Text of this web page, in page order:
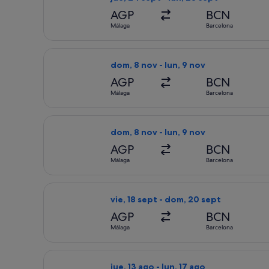
AGP
Málaga
BCN
Barcelona
dom, 8 nov - lun, 9 nov
AGP
Málaga
BCN
Barcelona
dom, 8 nov - lun, 9 nov
AGP
Málaga
BCN
Barcelona
vie, 18 sept - dom, 20 sept
AGP
Málaga
BCN
Barcelona
jue, 13 ago - lun, 17 ago